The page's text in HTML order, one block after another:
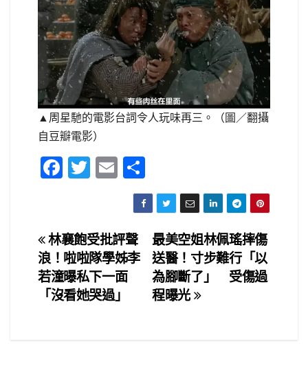
▲周星馳的電影台詞令人玩味再三。（圖／翻攝
自豆瓣電影）
F
e
b
o
o
T
er
E
m
ail
h
ar
e
文
章
導
最美空姐林佩瑤摔傷
送醫！寸步難行「以
為腳斷了」 受傷過
程曝光
林襄飽受批評聲
浪！啦啦隊學姊李
若潼曝私下一面
「沒看她哭過」